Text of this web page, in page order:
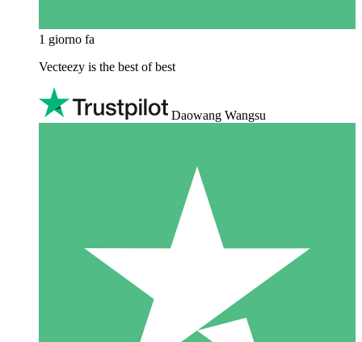
1 giorno fa
Vecteezy is the best of best
Daowang Wangsu